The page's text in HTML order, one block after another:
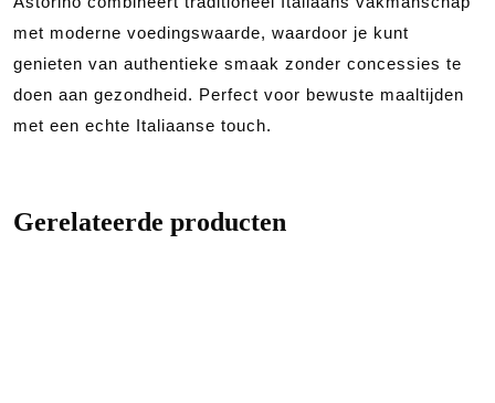
met moderne voedingswaarde, waardoor je kunt
genieten van authentieke smaak zonder concessies te
doen aan gezondheid. Perfect voor bewuste maaltijden
met een echte Italiaanse touch.
Gerelateerde producten